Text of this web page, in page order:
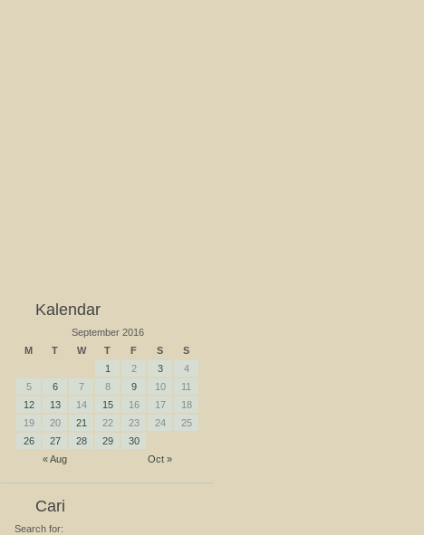
Kalendar
September 2016
M
T W T F S S
« Aug Oct »
1 2 3
4
5
6 7 8 9 10
11
12
13 14 15 16 17
18
19
20 21 22 23 24
25
26
27 28 29 30
Cari
Search for: